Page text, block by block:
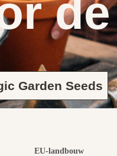
Garden Seeds
EU-landbouw